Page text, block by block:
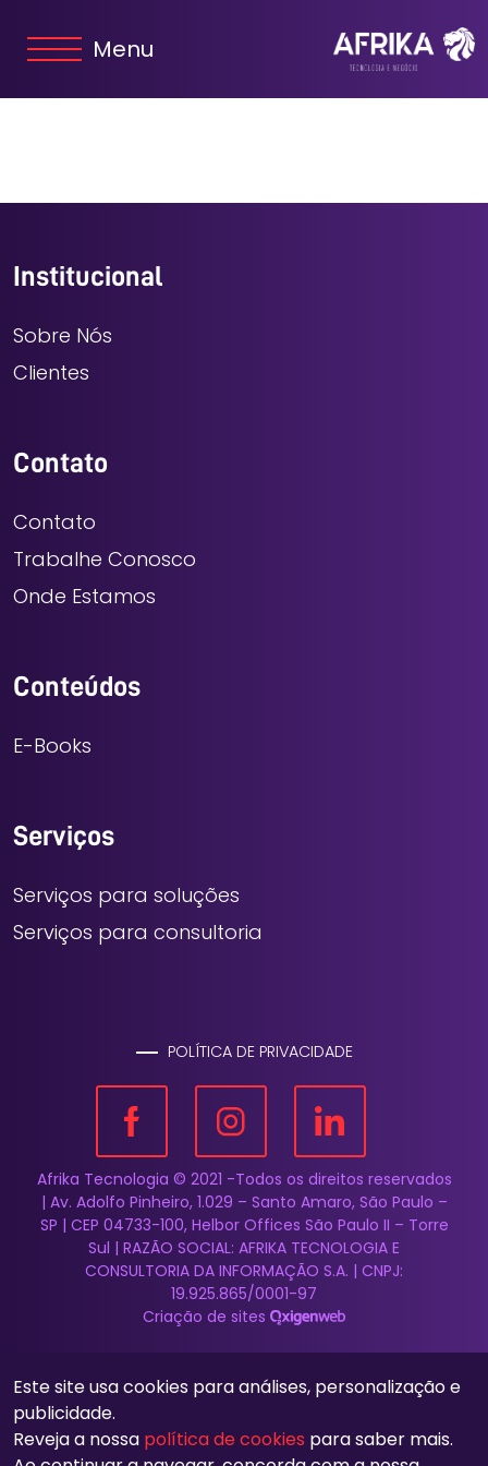
Menu
Institucional
Sobre Nós
Clientes
Contato
Contato
Trabalhe Conosco
Onde Estamos
Conteúdos
E-Books
Serviços
Serviços para soluções
Serviços para consultoria
POLÍTICA DE PRIVACIDADE
Afrika Tecnologia © 2021 -Todos os direitos reservados
| Av. Adolfo Pinheiro, 1.029 – Santo Amaro, São Paulo –
SP | CEP 04733-100, Helbor Offices São Paulo II – Torre
Sul | RAZÃO SOCIAL: AFRIKA TECNOLOGIA E
CONSULTORIA DA INFORMAÇÃO S.A. | CNPJ:
19.925.865/0001-97
Criação de sites
Este site usa cookies para análises, personalização e
publicidade.
Reveja a nossa política de cookies para saber mais.